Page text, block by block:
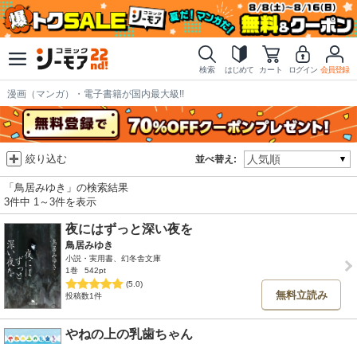
検索 はじめて カート ログイン 会員登録
漫画（マンガ）・電子書籍が国内最大級!!
並べ替え:
絞り込む
「鳥居みゆき」の検索結果
3件中 1～3件を表示
夜にはずっと深い夜を
鳥居みゆき
小説・実用書、幻冬舎文庫
1巻
542pt
(5.0)
投稿数1件
無料立読み
やねの上の乳歯ちゃん